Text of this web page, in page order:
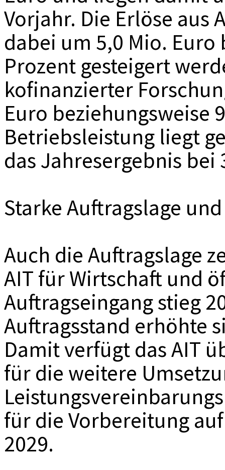
Vorjahr. Die Erlöse aus
dabei um 5,0 Mio. Euro
Prozent gesteigert
kofinanzierter
Euro beziehungsweise
Betriebsleistung liegt
das Jahresergebnis bei
Starke Auftragslage
Auch die Auftragslage
AIT für Wirtschaft und
Auftragseingang stieg
Auftragsstand erhöhte
Damit verfügt das AIT
für die weitere
für die Vorbereitung
2029.